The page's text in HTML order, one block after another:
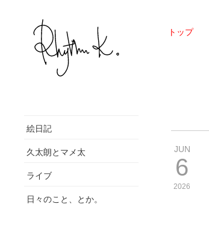
トップ
絵日記
久太朗とマメ太
ライブ
日々のこと、とか。
JUN
6
2026